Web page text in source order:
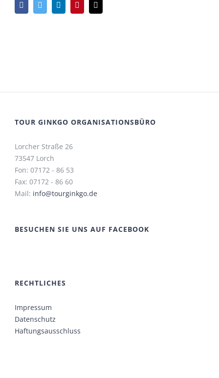
FacebookTwitter LinkedInPinterest
Mail
TOUR GINKGO ORGANISATIONSBÜRO
Lorcher Straße 26
73547 Lorch
Fon: 07172 - 86 53
Fax: 07172 - 86 60
Mail: info@tourginkgo.de
BESUCHEN SIE UNS AUF FACEBOOK
RECHTLICHES
Impressum
Datenschutz
Haftungsausschluss